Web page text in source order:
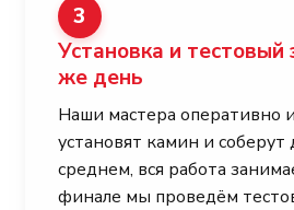
3
Установка и тестовый
же день
Наши мастера оперативно
установят камин и
среднем, вся работа
финале мы проведём